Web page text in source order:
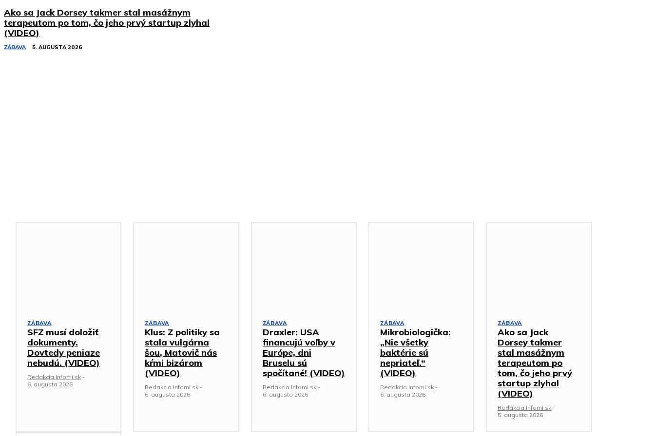
Ako sa Jack Dorsey takmer stal masážnym
terapeutom po tom, čo jeho prvý startup zlyhal
(VIDEO)
ZÁBAVA 5. AUGUSTA 2026
ZÁBAVA
SFZ musí doložiť
dokumenty.
Dovtedy peniaze
nebudú. (VIDEO)
Redakcia Infomi.sk -
6. augusta 2026
ZÁBAVA
Klus: Z politiky sa
stala vulgárna
šou, Matovič nás
kŕmi bizárom
(VIDEO)
Redakcia Infomi.sk -
6. augusta 2026
ZÁBAVA
Draxler: USA
financujú voľby v
Európe, dni
Bruselu sú
spočítané! (VIDEO)
Redakcia Infomi.sk -
6. augusta 2026
ZÁBAVA
Mikrobiologička:
„Nie všetky
baktérie sú
nepriateľ.“
(VIDEO)
Redakcia Infomi.sk -
6. augusta 2026
ZÁBAVA
Ako sa Jack
Dorsey takmer
stal masážnym
terapeutom po
tom, čo jeho prvý
startup zlyhal
(VIDEO)
Redakcia Infomi.sk -
5. augusta 2026